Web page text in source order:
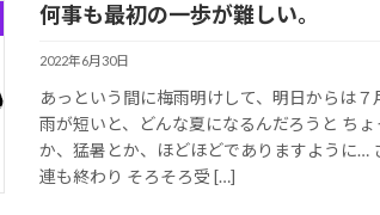
何事も最初の一歩が難しい。
2022年6月30日
あっという間に梅雨明けして、明日からは
雨が短いと、どんな夏になるんだろうと ち
か、猛暑とか、ほどほどでありますように…
連も終わり そろそろ受 […]